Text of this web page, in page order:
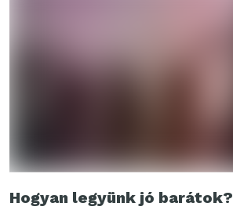
Hogyan legyünk jó barátok?